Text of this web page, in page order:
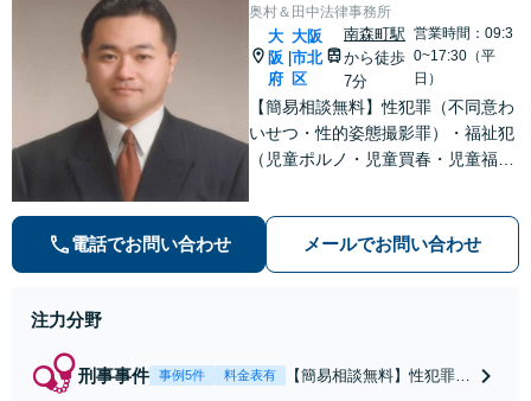
奥村＆田中法律事務所
大
阪
府
大阪
市北
区
南森町駅
から徒歩
7分
営業時間：09:3
0~17:30（平
日）
【簡易相談無料】性犯罪（不同意わ
いせつ・性的姿態撮影罪）・福祉犯
（児童ポルノ・児童買春・児童福祉
等）に非常に詳しい弁護士です
電話でお問い合わせ メールでお問い合わせ
注力分野
刑事事件 事例5件 料金表有
【簡易相談無料】性犯罪